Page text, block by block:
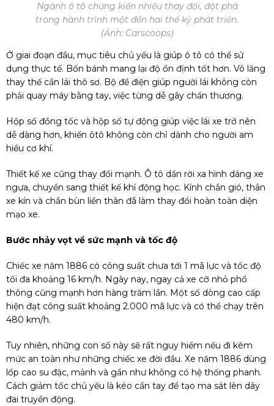
Ngành ô tô chứng kiến nhiều thay đổi, đột phá
trong hành trình một đến hai thế kỷ phát triển.
(Ảnh: Carscoops)
Ở giai đoạn đầu, mục tiêu chủ yếu là giúp ô tô có thể sử
dụng thực tế. Bốn bánh mang lại độ ổn định tốt hơn. Vô lăng
thay thế cần lái thô sơ. Bộ đề điện giúp người lái không còn
phải quay máy bằng tay, việc từng dễ gây chấn thương.
Hộp số đồng tốc và hộp số tự động giúp việc lái xe trở nên
dễ dàng hơn, khiến ôtô không còn chỉ dành cho người am
hiểu cơ khí.
Thiết kế xe cũng thay đổi mạnh. Ô tô dần rời xa hình dáng xe
ngựa, chuyển sang thiết kế khí động học. Kính chắn gió, thân
xe kín và chắn bùn liền thân đã làm thay đổi hoàn toàn diện
mạo xe.
Bước nhảy vọt về sức mạnh và tốc độ
Chiếc xe năm 1886 có công suất chưa tới 1 mã lực và tốc độ
tối đa khoảng 16 km/h. Ngày nay, ngay cả xe cỡ nhỏ phổ
thông cũng mạnh hơn hàng trăm lần. Một số dòng cao cấp
hiện đạt công suất khoảng 2.000 mã lực và có thể chạy trên
480 km/h.
Tuy nhiên, những con số này sẽ rất nguy hiểm nếu đi kèm
mức an toàn như những chiếc xe đời đầu. Xe năm 1886 dùng
lốp cao su đặc, mảnh và gần như không có hệ thống phanh.
Cách giảm tốc chủ yếu là kéo cần tay để tạo ma sát lên dây
đai truyền động.